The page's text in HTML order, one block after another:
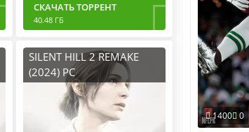
СКАЧАТЬ ТОРРЕНТ
40.48 ГБ
SILENT HILL 2 REMAKE
(2024) PC
1400 0